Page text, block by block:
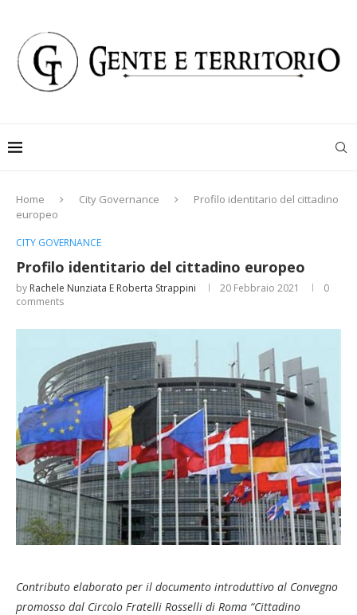
Home City Governance
Profilo identitario del cittadino
europeo
CITY GOVERNANCE
Profilo identitario del cittadino europeo
by Rachele Nunziata E Roberta Strappini 20 Febbraio 2021
0
comments
Contributo elaborato per il documento introduttivo al Convegno
promosso dal Circolo Fratelli Rosselli di Roma “Cittadino